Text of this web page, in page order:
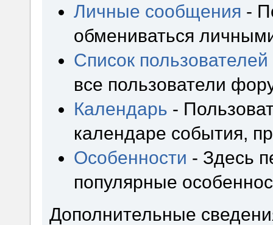
Личные сообщения -
обмениваться
Список пользователей
все пользователи
Календарь -
календаре события,
Особенности - Здесь
популярные
Дополнительные